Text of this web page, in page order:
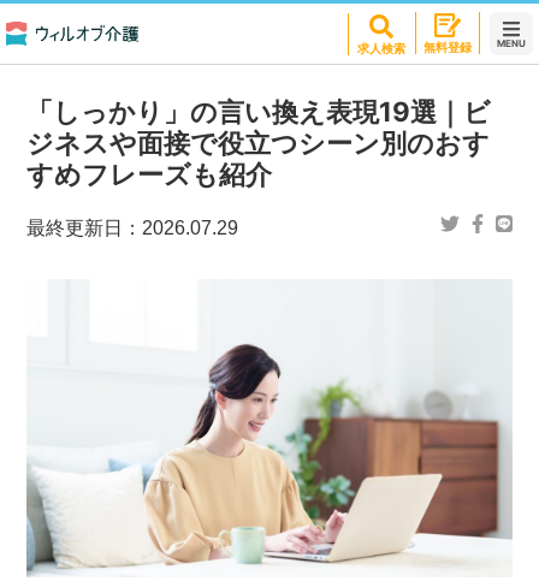
求人検索 無料登録 MENU
「しっかり」の言い換え表現19選｜ビ
ジネスや面接で役立つシーン別のおす
すめフレーズも紹介
最終更新日： 2026.07.29